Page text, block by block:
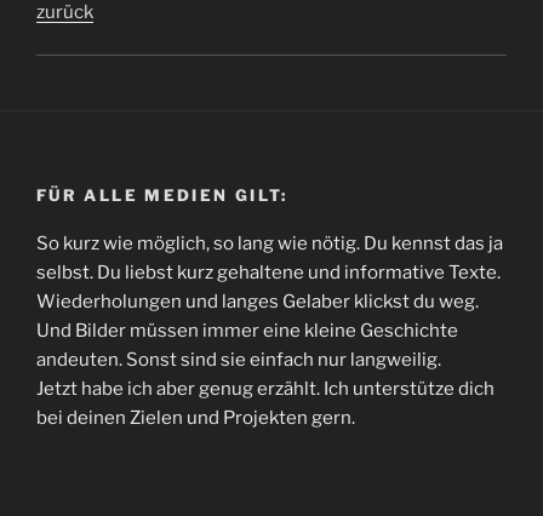
zurück
FÜR ALLE MEDIEN GILT:
So kurz wie möglich, so lang wie nötig. Du kennst das ja
selbst. Du liebst kurz gehaltene und informative Texte.
Wiederholungen und langes Gelaber klickst du weg.
Und Bilder müssen immer eine kleine Geschichte
andeuten. Sonst sind sie einfach nur langweilig.
Jetzt habe ich aber genug erzählt. Ich unterstütze dich
bei deinen Zielen und Projekten gern.